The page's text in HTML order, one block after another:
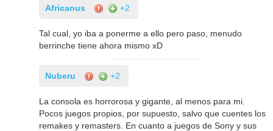
Africanus +2
Tal cual, yo iba a ponerme a ello pero paso, menudo
berrinche tiene ahora mismo xD
Nuberu +2
La consola es horrorosa y gigante, al menos para mi.
Pocos juegos propios, por supuesto, salvo que cuentes los
remakes y remasters. En cuanto a juegos de Sony y sus